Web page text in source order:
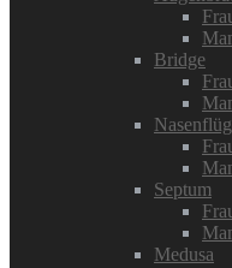
Bridge
Septum
Medusa